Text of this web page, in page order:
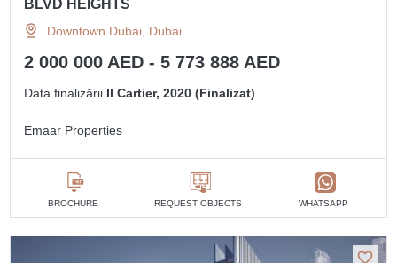
BLVD HEIGHTS
Downtown Dubai, Dubai
2 000 000 AED - 5 773 888 AED
Data finalizării II Cartier, 2020 (Finalizat)
Emaar Properties
BROCHURE REQUEST OBJECTS WHATSAPP